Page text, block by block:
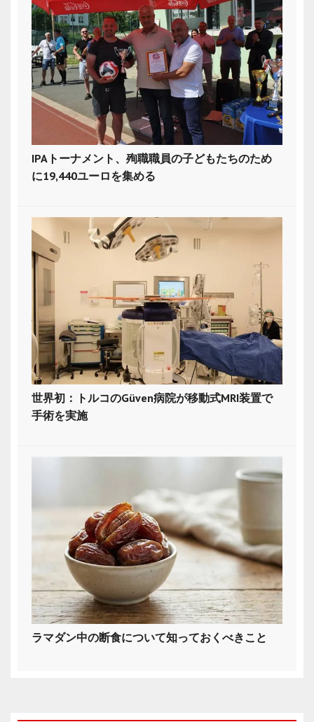
IPAトーナメント、殉職職員の子どもたちのため
に19,440ユーロを集める
世界初：トルコのGüven病院が移動式MRI装置で
手術を実施
ラマダン中の断食について知っておくべきこと